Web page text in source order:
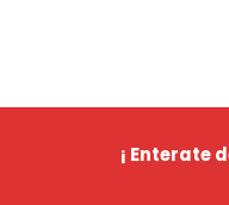
¡ Enterate